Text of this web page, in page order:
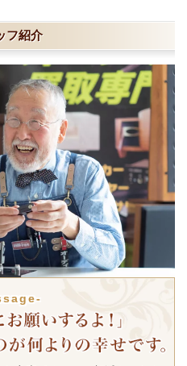
フ紹介